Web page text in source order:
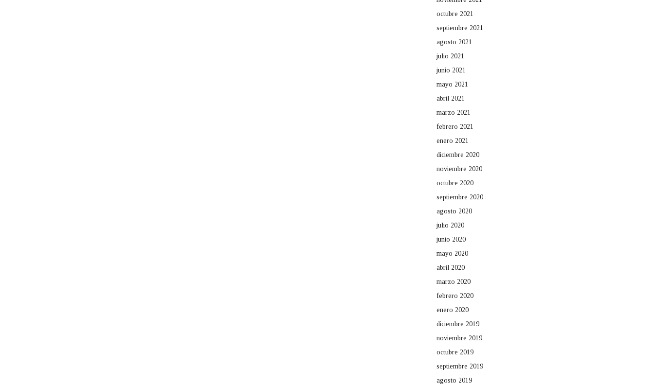
octubre 2021
septiembre 2021
agosto 2021
julio 2021
junio 2021
mayo 2021
abril 2021
marzo 2021
febrero 2021
enero 2021
diciembre 2020
noviembre 2020
octubre 2020
septiembre 2020
agosto 2020
julio 2020
junio 2020
mayo 2020
abril 2020
marzo 2020
febrero 2020
enero 2020
diciembre 2019
noviembre 2019
octubre 2019
septiembre 2019
agosto 2019